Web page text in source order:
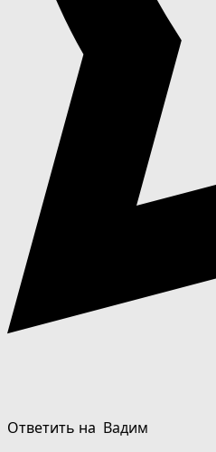
Ответить на Вадим